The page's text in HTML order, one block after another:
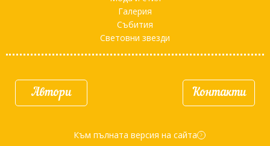
Галерия
Събития
Световни звезди
Автори Контакти
Към пълната версия на сайта d